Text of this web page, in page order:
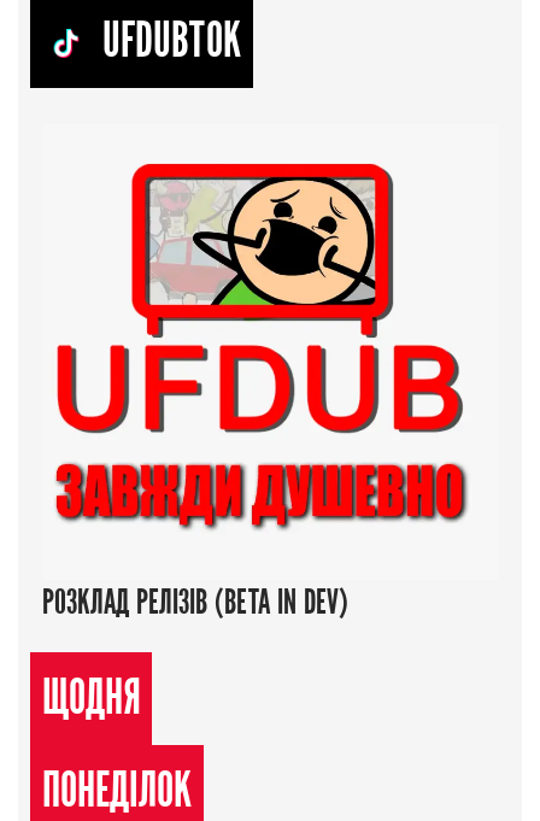
UFDUBTOK
РОЗКЛАД РЕЛІЗІВ (BETA IN DEV)
ЩОДНЯ
ПОНЕДІЛОК